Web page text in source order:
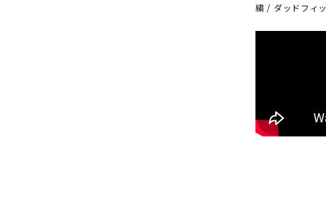
繍 / ダッドフィ